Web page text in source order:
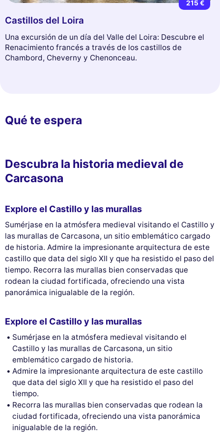
215 €
Castillos del Loira
Una excursión de un día del Valle del Loira: Descubre el
Renacimiento francés a través de los castillos de
Chambord, Cheverny y Chenonceau.
Qué te espera
Descubra la historia medieval de
Carcasona
Explore el Castillo y las murallas
Sumérjase en la atmósfera medieval visitando el Castillo y
las murallas de Carcasona, un sitio emblemático cargado
de historia. Admire la impresionante arquitectura de este
castillo que data del siglo XII y que ha resistido el paso del
tiempo. Recorra las murallas bien conservadas que
rodean la ciudad fortificada, ofreciendo una vista
panorámica inigualable de la región.
Explore el Castillo y las murallas
Sumérjase en la atmósfera medieval visitando el
Castillo y las murallas de Carcasona, un sitio
emblemático cargado de historia.
Admire la impresionante arquitectura de este castillo
que data del siglo XII y que ha resistido el paso del
tiempo.
Recorra las murallas bien conservadas que rodean la
ciudad fortificada, ofreciendo una vista panorámica
inigualable de la región.